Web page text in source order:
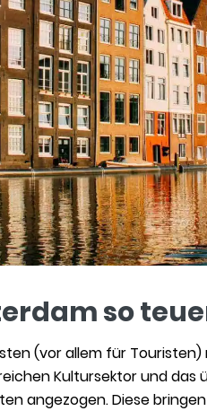
so
(vor allem für
Kultursektor und
angezogen. Diese